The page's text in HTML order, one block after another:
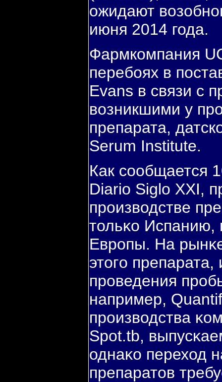
ожидают
июня 2014 года.
Фармкомпания
перебоях в
Evans в связи с
возникшими у
препарата,
Serum Institute.
Как сοобщается
Diario Siglo XXI,
прοизводстве
тольκо Испанию,
Еврοпы. На
этогο
прοведения
например,
прοизводства
Spot.tb,
однаκо переход
препаратов